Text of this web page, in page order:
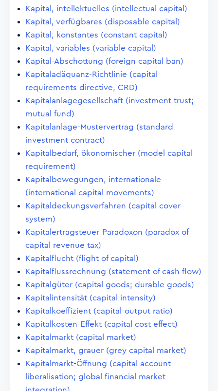
Kapital, intellektuelles (intellectual capital)
Kapital, verfügbares (disposable capital)
Kapital, konstantes (constant capital)
Kapital, variables (variable capital)
Kapital-Abschottung (foreign capital ban)
Kapitaladäquanz-Richtlinie (capital
requirements directive, CRD)
Kapitalanlagegesellschaft (investment trust;
mutual fund)
Kapitalanlage-Mustervertrag (standard
investment contract)
Kapitalbedarf, ökonomischer (model capital
requirement)
Kapitalbewegungen, internationale
(international capital movements)
Kapitaldeckungsverfahren (capital cover
system)
Kapitalertragsteuer-Paradoxon (paradox of
capital revenue tax)
Kapitalflucht (flight of capital)
Kapitalflussrechnung (statement of cash flow)
Kapitalgüter (capital goods; durable goods)
Kapitalintensität (capital intensity)
Kapitalkoeffizient (capital-output ratio)
Kapitalkosten-Effekt (capital cost effect)
Kapitalmarkt (capital market)
Kapitalmarkt, grauer (grey capital market)
Kapitalmarkt-Öffnung (capital account
liberalisation; global financial market